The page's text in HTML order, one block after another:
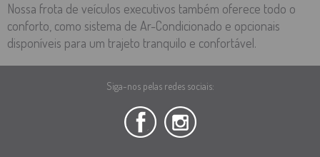
Nossa frota de veículos executivos também oferece todo o
conforto, como sistema de Ar-Condicionado e opcionais
disponíveis para um trajeto tranquilo e confortável.
Siga-nos pelas redes sociais: